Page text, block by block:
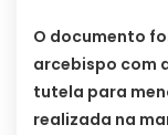
O documento
arcebispo com
tutela para
realizada na